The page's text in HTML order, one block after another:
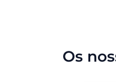
Os